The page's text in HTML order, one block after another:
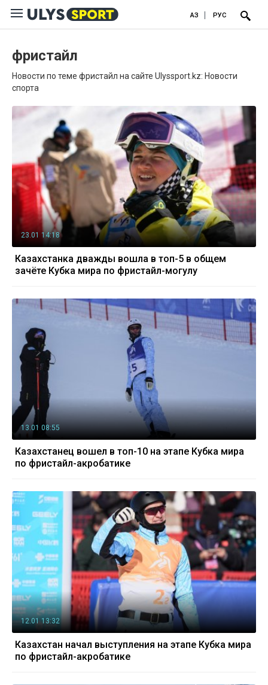
ҚАЗ РУС
фристайл
Новости по теме фристайл на сайте Ulyssport.kz: Новости
спорта
23.01 14:18
Казахстанка дважды вошла в топ-5 в общем
зачёте Кубка мира по фристайл-могулу
13.01 08:55
Казахстанец вошел в топ-10 на этапе Кубка мира
по фристайл-акробатике
12.01 13:32
Казахстан начал выступления на этапе Кубка мира
по фристайл-акробатике